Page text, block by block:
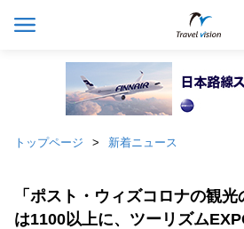
トップページ 新着ニュース
「ポスト・ウィズコロナの観
は1100以上に、ツーリズム